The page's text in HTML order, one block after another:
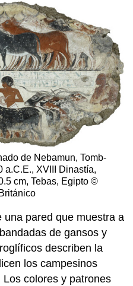
de Nebamun, Tomb-
a.C.E., XVIII Dinastía,
cm, Tebas, Egipto ©
una pared que muestra a
de gansos y
describen la
los campesinos
colores y patrones